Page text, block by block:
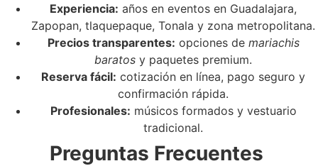
Experiencia: años en eventos en Guadalajara,
Zapopan, tlaquepaque, Tonala y zona metropolitana.
Precios transparentes: opciones de mariachis
baratos y paquetes premium.
Reserva fácil: cotización en línea, pago seguro y
confirmación rápida.
Profesionales: músicos formados y vestuario
tradicional.
Preguntas Frecuentes